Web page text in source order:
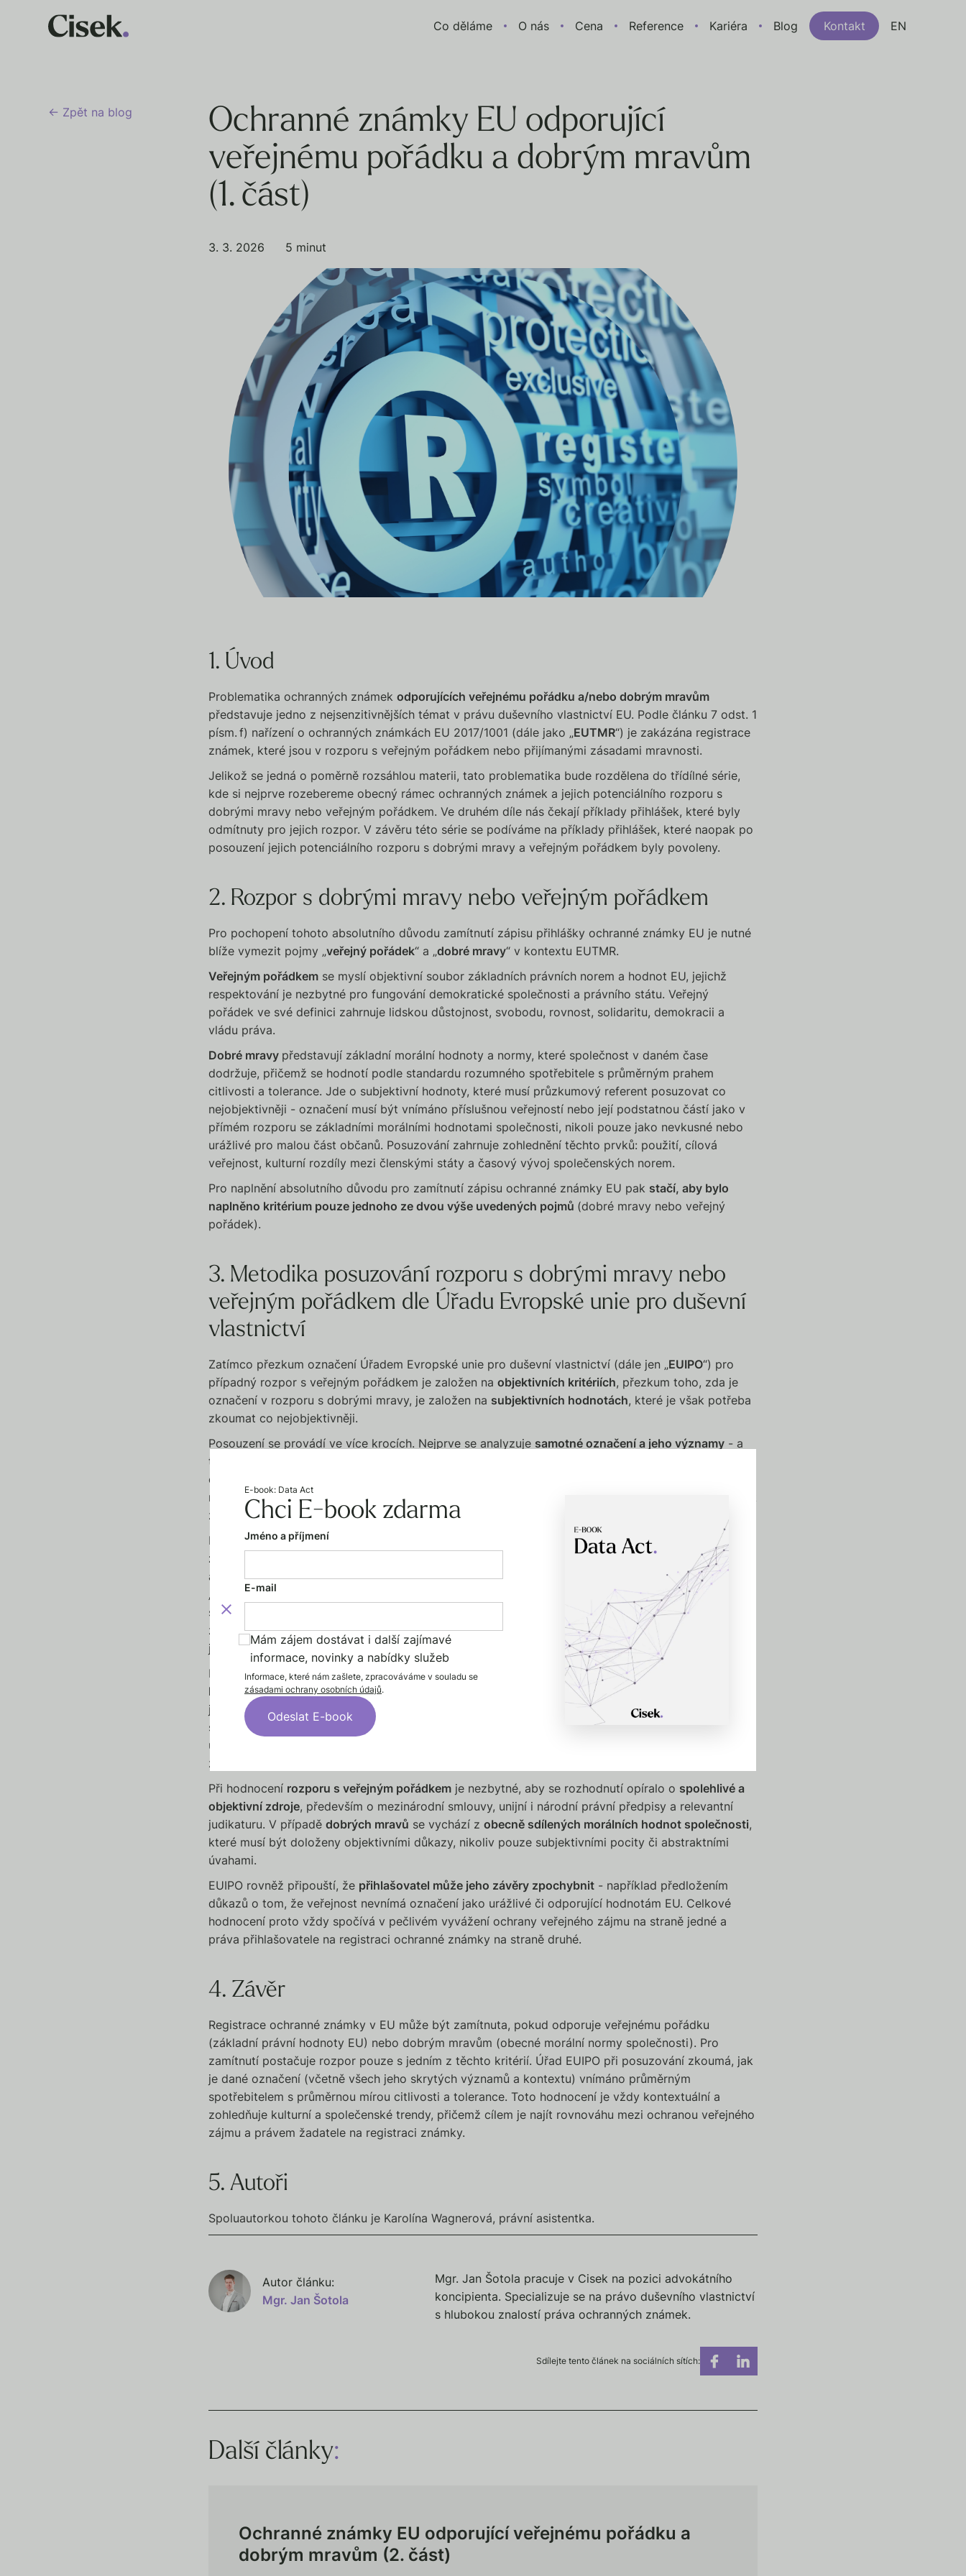
Co děláme O nás Cena Reference Kariéra Blog Kontakt EN
E-book: Data Act
Chci E-book zdarma
Jméno a příjmení
E-mail
Mám zájem dostávat i další zajímavé
informace, novinky a nabídky služeb
Informace, které nám zašlete, zpracováváme v souladu se
zásadami ochrany osobních údajů.
← Zpět na blog
Ochranné známky EU odporující
veřejnému pořádku a dobrým mravům
(1. část)
3. 3. 2026 5 minut
1. Úvod
Problematika ochranných známekodporujících veřejnému pořádku a/nebo dobrým mravům
představuje jedno z nejsenzitivnějších témat v právu duševního vlastnictví EU. Podle článku 7 odst. 1
písm. f) nařízení o ochranných známkách EU 2017/1001 (dále jako „EUTMR“) je zakázána registrace
známek, které jsou v rozporu s veřejným pořádkem nebo přijímanými zásadami mravnosti.
Jelikož se jedná o poměrně rozsáhlou materii, tato problematika bude rozdělena do třídílné série,
kde si nejprve rozebereme obecný rámec ochranných známek a jejich potenciálního rozporu s
dobrými mravy nebo veřejným pořádkem. Ve druhém díle nás čekají příklady přihlášek, které byly
odmítnuty pro jejich rozpor. V závěru této série se podíváme na příklady přihlášek, které naopak po
posouzení jejich potenciálního rozporu s dobrými mravy a veřejným pořádkem byly povoleny.
2. Rozpor s dobrými mravy nebo veřejným pořádkem
Pro pochopení tohoto absolutního důvodu zamítnutí zápisu přihlášky ochranné známky EU je nutné
blíže vymezit pojmy „veřejný pořádek“ a „dobré mravy“ v kontextu EUTMR.
Veřejným pořádkem se myslí objektivní soubor základních právních norem a hodnot EU, jejichž
respektování je nezbytné pro fungování demokratické společnosti a právního státu. Veřejný
pořádek ve své definici zahrnuje lidskou důstojnost, svobodu, rovnost, solidaritu, demokracii a
vládu práva.
Dobré mravy představují základní morální hodnoty a normy, které společnost v daném čase
dodržuje, přičemž se hodnotí podle standardu rozumného spotřebitele s průměrným prahem
citlivosti a tolerance. Jde o subjektivní hodnoty, které musí průzkumový referent posuzovat co
nejobjektivněji - označení musí být vnímáno příslušnou veřejností nebo její podstatnou částí jako v
přímém rozporu se základními morálními hodnotami společnosti, nikoli pouze jako nevkusné nebo
urážlivé pro malou část občanů. Posuzování zahrnuje zohlednění těchto prvků: použití, cílová
veřejnost, kulturní rozdíly mezi členskými státy a časový vývoj společenských norem.
Pro naplnění absolutního důvodu pro zamítnutí zápisu ochranné známky EU pak stačí, aby bylo
naplněno kritérium pouze jednoho ze dvou výše uvedených pojmů (dobré mravy nebo veřejný
pořádek).
3. Metodika posuzování rozporu s dobrými mravy nebo
veřejným pořádkem dle Úřadu Evropské unie pro duševní
vlastnictví
Zatímco přezkum označení Úřadem Evropské unie pro duševní vlastnictví (dále jen „EUIPO“) pro
případný rozpor s veřejným pořádkem je založen naobjektivních kritériích, přezkum toho, zda je
označení v rozporu s dobrými mravy, je založen na subjektivních hodnotách, které je však potřeba
zkoumat co nejobjektivněji.
Posouzení se provádí ve více krocích. Nejprve se analyzuje samotné označení a jeho významy - a
to nejen v doslovné podobě, ale také s přihlédnutím k případným slangovým, hovorovým či
obrazovým konotacím. Zohledňují se rovněž pravopisné varianty a posuny ve významu symbolů, k
nimž může dojít v čase. Posuzuje se, zda jiné prvky označení urážlivý význam zmírňují, nebo naopak
zdůrazňují.
Dalším aspektem jevztah označení k výrobkům a službám, pro něž je zápis požadován, a vnímání
ze strany relevantní veřejnosti
. Přitom se nevychází pouze z pohledu cílové skupiny spotřebitelů,
ale i širší veřejnosti, která může být s označením konfrontována. Referenčním měřítkem je tzv.
„rozumná osoba“ s průměrnou mírou citlivosti a tolerance. Nepřihlíží se naopak k pohledu krajních
skupin - ani těch s extrémní citlivostí, ani těch s vysokou tolerancí k urážlivým projevům. Veřejný
zájem však vyžaduje, aby označení, s nimiž by se běžně setkávaly i děti, nebyla registrována, pokud
jsou způsobilá vyvolat pohoršení.
Posouzení je vždy kontextuální. EUIPO protozohledňuje jazykový a zeměpisný rozsah označení,
kulturní a historické souvislosti i aktuální společenský vývoj
. Některé případy jsou natolik
jednoznačné, že k odmítnutí postačí samotný obsah označení, bez ohledu na povahu výrobků či
služeb typicky jde o propagaci nacismu, rasismu, terorismu nebo sexuálně explicitní či silně
urážlivá označení. Naopak v některých situacích může povaha výrobků a služeb urážlivý význam
zmírnit, například pokud jde o sortiment licencovaných sexshopů.
Při hodnocení rozporu s veřejným pořádkem je nezbytné, aby se rozhodnutí opíralo o spolehlivé a
objektivní zdroje, především o mezinárodní smlouvy, unijní i národní právní předpisy a relevantní
judikaturu. V případědobrých mravů se vychází zobecně sdílených morálních hodnot společnosti,
které musí být doloženy objektivními důkazy, nikoliv pouze subjektivními pocity či abstraktními
úvahami.
EUIPO rovněž připouští, že přihlašovatel může jeho závěry zpochybnit - například předložením
důkazů o tom, že veřejnost nevnímá označení jako urážlivé či odporující hodnotám EU. Celkové
hodnocení proto vždy spočívá v pečlivém vyvážení ochrany veřejného zájmu na straně jedné a
práva přihlašovatele na registraci ochranné známky na straně druhé.
4. Závěr
Registrace ochranné známky v EU může být zamítnuta, pokud odporuje veřejnému pořádku
(základní právní hodnoty EU) nebo dobrým mravům (obecné morální normy společnosti). Pro
zamítnutí postačuje rozpor pouze s jedním z těchto kritérií. Úřad EUIPO při posuzování zkoumá, jak
je dané označení (včetně všech jeho skrytých významů a kontextu) vnímáno průměrným
spotřebitelem s průměrnou mírou citlivosti a tolerance. Toto hodnocení je vždy kontextuální a
zohledňuje kulturní a společenské trendy, přičemž cílem je najít rovnováhu mezi ochranou veřejného
zájmu a právem žadatele na registraci známky.
5. Autoři
Spoluautorkou tohoto článku je Karolína Wagnerová, právní asistentka.
Autor článku:
Mgr. Jan Šotola
Mgr. Jan Šotola pracuje v Cisek na pozici advokátního
koncipienta. Specializuje se na právo duševního vlastnictví
s hlubokou znalostí práva ochranných známek.
Sdílejte tento článek na sociálních sítích:
Další články:
Ochranné známky EU odporující veřejnému pořádku a
dobrým mravům (2. část)